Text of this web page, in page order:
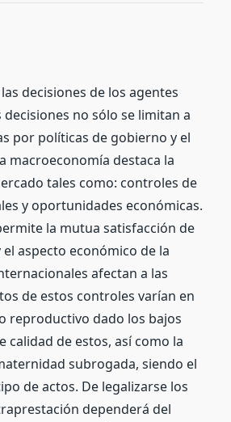
decisiones de los agentes
no sólo se limitan a
por políticas de gobierno y el
macroeconomía destaca la
tales como: controles de
y oportunidades económicas.
la mutua satisfacción de
aspecto económico de la
afectan a las
de estos controles varían en
reproductivo dado los bajos
calidad de estos, así como la
subrogada, siendo el
de actos. De legalizarse los
dependerá del